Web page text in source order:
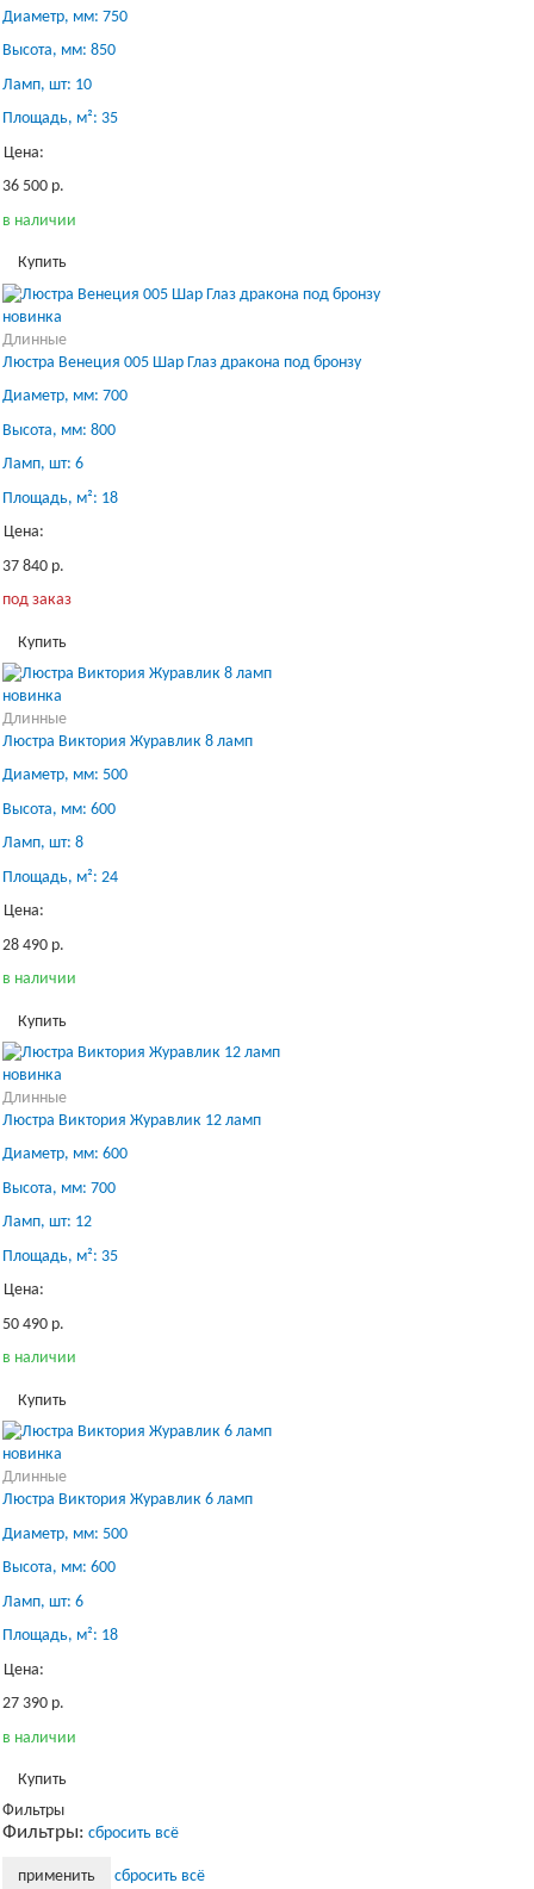
Диаметр, мм: 750
Высота, мм: 850
Ламп, шт: 10
Площадь, м²: 35
Цена:
36 500 р.
в наличии
Купить
новинка
Длинные
Люстра Венеция 005 Шар Глаз дракона под бронзу
Диаметр, мм: 700
Высота, мм: 800
Ламп, шт: 6
Площадь, м²: 18
Цена:
37 840 р.
под заказ
Купить
новинка
Длинные
Люстра Виктория Журавлик 8 ламп
Диаметр, мм: 500
Высота, мм: 600
Ламп, шт: 8
Площадь, м²: 24
Цена:
28 490 р.
в наличии
Купить
новинка
Длинные
Люстра Виктория Журавлик 12 ламп
Диаметр, мм: 600
Высота, мм: 700
Ламп, шт: 12
Площадь, м²: 35
Цена:
50 490 р.
в наличии
Купить
новинка
Длинные
Люстра Виктория Журавлик 6 ламп
Диаметр, мм: 500
Высота, мм: 600
Ламп, шт: 6
Площадь, м²: 18
Цена:
27 390 р.
в наличии
Купить
Фильтры
Фильтры: сбросить всё
применить сбросить всё